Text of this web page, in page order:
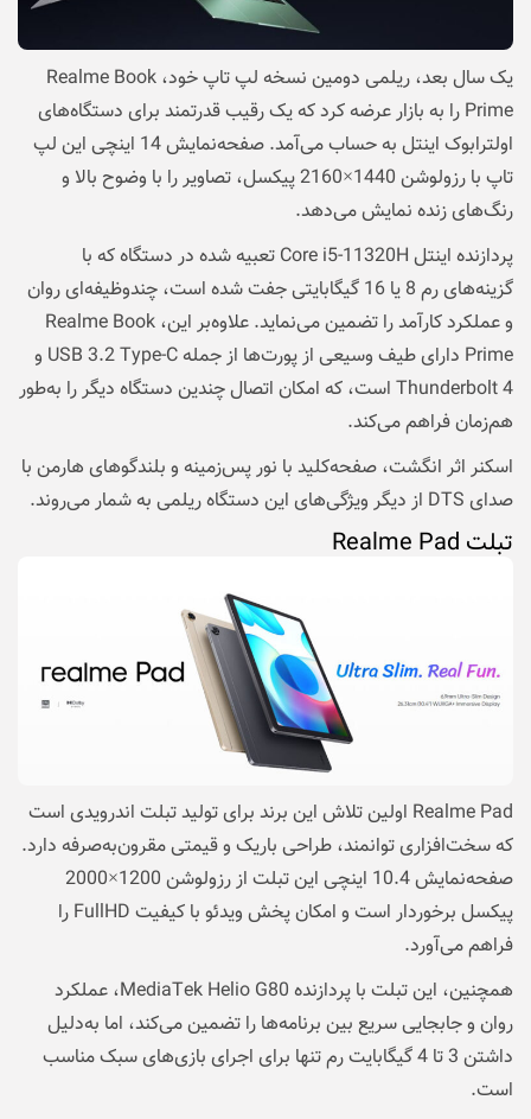
یک سال بعد، ریلمی دومین نسخه لپ تاپ خود، Realme Book
Prime را به بازار عرضه کرد که یک رقیب قدرتمند برای دستگاه‌های
اولترابوک‌ اینتل به حساب می‌آمد. صفحه‌نمایش 14 اینچی این لپ‌
تاپ با رزولوشن 1440×2160 پیکسل، تصاویر را با وضوح بالا و
رنگ‌های زنده نمایش می‌دهد.
پردازنده اینتل Core i5-11320H تعبیه شده در دستگاه که با
گزینه‌های رم 8 یا 16 گیگابایتی جفت شده است، چندوظیفه‌ای روان
و عملکرد کارآمد را تضمین می‌نماید. علاوه‌بر این، Realme Book
Prime دارای طیف وسیعی از پورت‌ها از جمله USB 3.2 Type-C و
Thunderbolt 4 است، که امکان اتصال چندین دستگاه دیگر را به‌طور
هم‌زمان فراهم می‌کند.
اسکنر اثر انگشت، صفحه‌کلید با نور پس‌زمینه و بلندگوهای هارمن با
صدای DTS از دیگر ویژگی‌های این دستگاه ریلمی به شمار می‌روند.
تبلت Realme Pad
Realme Pad اولین تلاش این برند برای تولید تبلت اندرویدی است
که سخت‌افزاری توانمند، طراحی باریک و قیمتی مقرون‌به‌صرفه دارد.
صفحه‌نمایش 10.4 اینچی این تبلت از رزولوشن 1200×2000
پیکسل برخوردار است و امکان پخش ویدئو با کیفیت FullHD را
فراهم می‌آورد.
همچنین، این تبلت با پردازنده MediaTek Helio G80، عملکرد
روان و جابجایی سریع بین برنامه‌ها را تضمین می‌کند، اما به‌دلیل
داشتن 3 تا 4 گیگابایت رم تنها برای اجرای بازی‌های سبک مناسب
است.